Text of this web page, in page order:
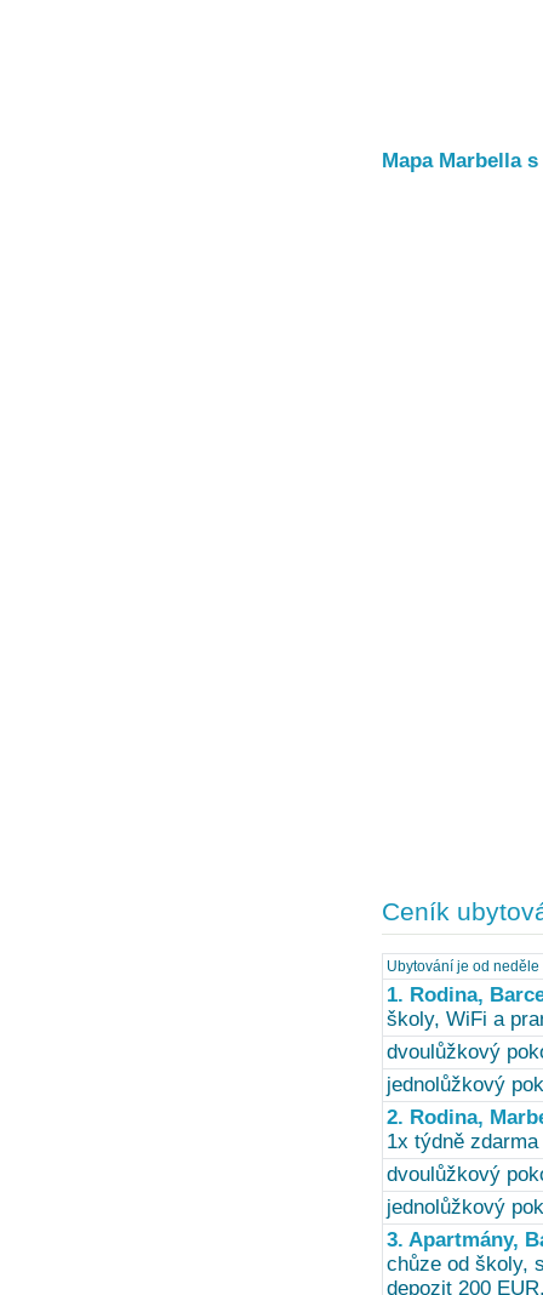
Mapa Marbella
Ceník
Ubytování je od neděle
1. Rodina,
školy, WiFi a
dvoulůžkový
jednolůžkový
2. Rodina,
1x týdně zdarma
dvoulůžkový
jednolůžkový
3. Apartmány,
chůze od školy,
depozit 200